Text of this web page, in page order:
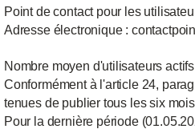
Point de contact pour les
Adresse électronique :
Nombre moyen d'utilisateurs
Conformément à l'article 24,
tenues de publier tous les six
Pour la dernière période